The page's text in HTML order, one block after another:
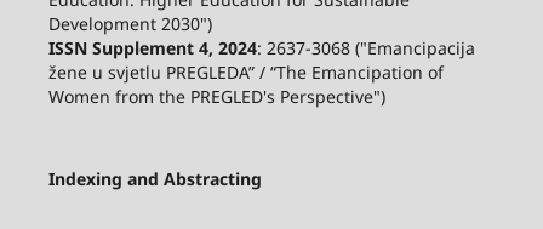
Development 2030")
ISSN Supplement 4, 2024: 2637-3068 ("Emancipacija
žene u svjetlu PREGLEDA” / “The Emancipation of
Women from the PREGLED's Perspective")
Indexing and Abstracting